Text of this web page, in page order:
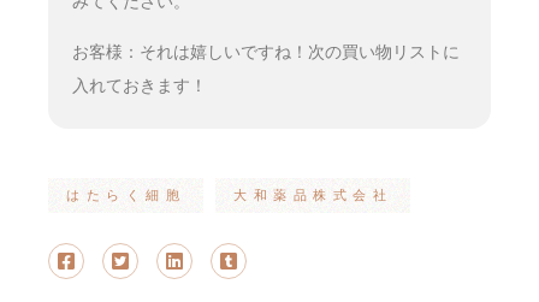
お客様：それは嬉しいですね！次の買い物リストに
入れておきます！
はたらく細胞 大和薬品株式会社